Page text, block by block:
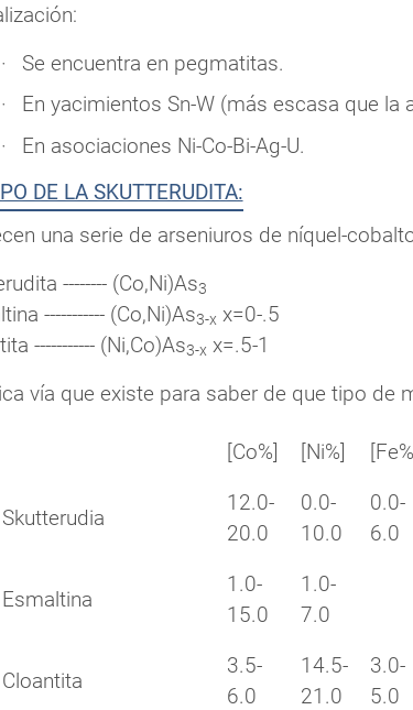
Se encuentra en pegmatitas.
En yacimientos Sn-W (más escasa que la
En asociaciones Ni-Co-Bi-Ag-U.
DE LA SKUTTERUDITA:
una serie de arseniuros de níquel-
-------- (Co,Ni)As3
----------- (Co,Ni)As3-x x=0-.5
----------- (Ni,Co)As3-x x=.5-1
vía que existe para saber de que tipo
[Co%] [Ni%]
Skutterudia
12.0-
20.0
0.0-
10.0
0.0-
6.0
Esmaltina
1.0-
15.0
1.0-
7.0
Cloantita
3.5-
6.0
14.5-
21.0
3.0-
5.0